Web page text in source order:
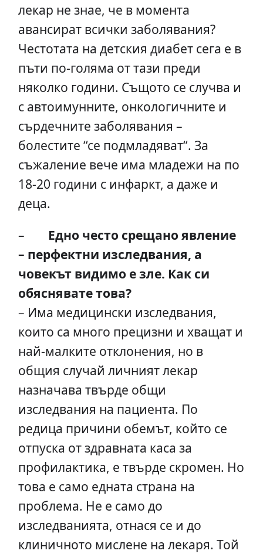
лекар не знае, че в момента
авансират всички заболявания?
Честотата на детския диабет сега е в
пъти по-голяма от тази преди
няколко години. Същото се случва и
с автоимунните, онкологичните и
сърдечните заболявания –
болестите “се подмладяват“. За
съжаление вече има младежи на по
18-20 години с инфаркт, а даже и
деца.
– Едно често срещано явление
– перфектни изследвания, а
човекът видимо е зле. Как си
обяснявате това?
– Има медицински изследвания,
които са много прецизни и хващат и
най-малките отклонения, но в
общия случай личният лекар
назначава твърде общи
изследвания на пациента. По
редица причини обемът, който се
отпуска от здравната каса за
профилактика, е твърде скромен. Но
това е само едната страна на
проблема. Не е само до
изследванията, отнася се и до
клиничното мислене на лекаря. Той